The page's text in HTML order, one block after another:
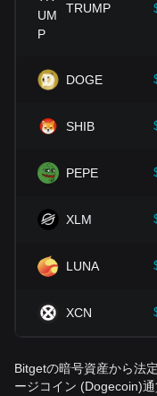
TRUMP
DOGE
SHIB
PEPE
XLM
LUNA
XCN
Bitgetの暗号資産から法
ージコイン (Dogecoin)